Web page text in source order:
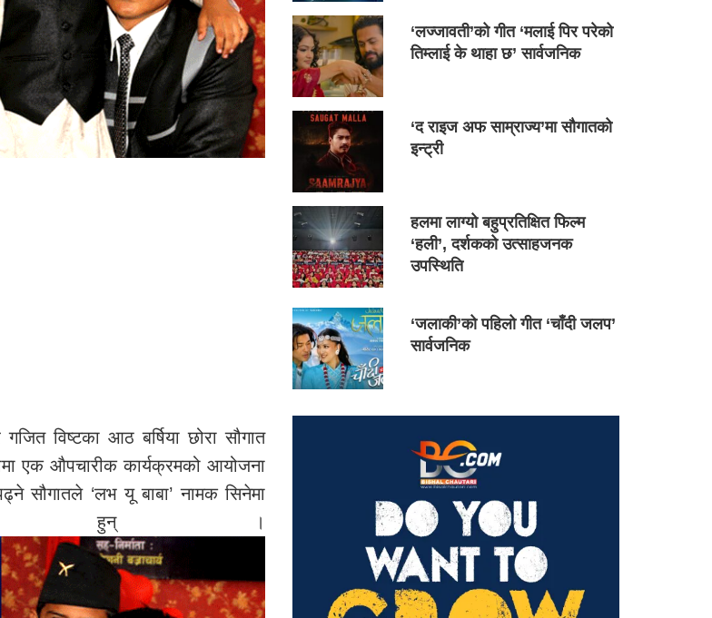
विष्टका आठ बर्षिया छोरा सौगात
एक औपचारीक कार्यक्रमको आयोजना
सौगातले ‘लभ यू बाबा’ नामक सिनेमा
हुन् ।
‘लज्जावती’को गीत ‘मलाई पिर परेको
तिम्लाई के थाहा छ’ सार्वजनिक
‘द राइज अफ साम्राज्य’मा सौगातको
इन्ट्री
हलमा लाग्यो बहुप्रतिक्षित फिल्म
‘हली’, दर्शकको उत्साहजनक
उपस्थिति
‘जलाकी’को पहिलो गीत ‘चाँदी जलप’
सार्वजनिक